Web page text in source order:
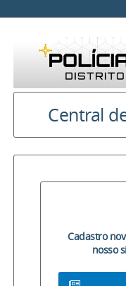
Central
Cadastro
nosso